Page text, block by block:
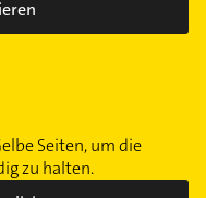
Seiten, um die
zu halten.